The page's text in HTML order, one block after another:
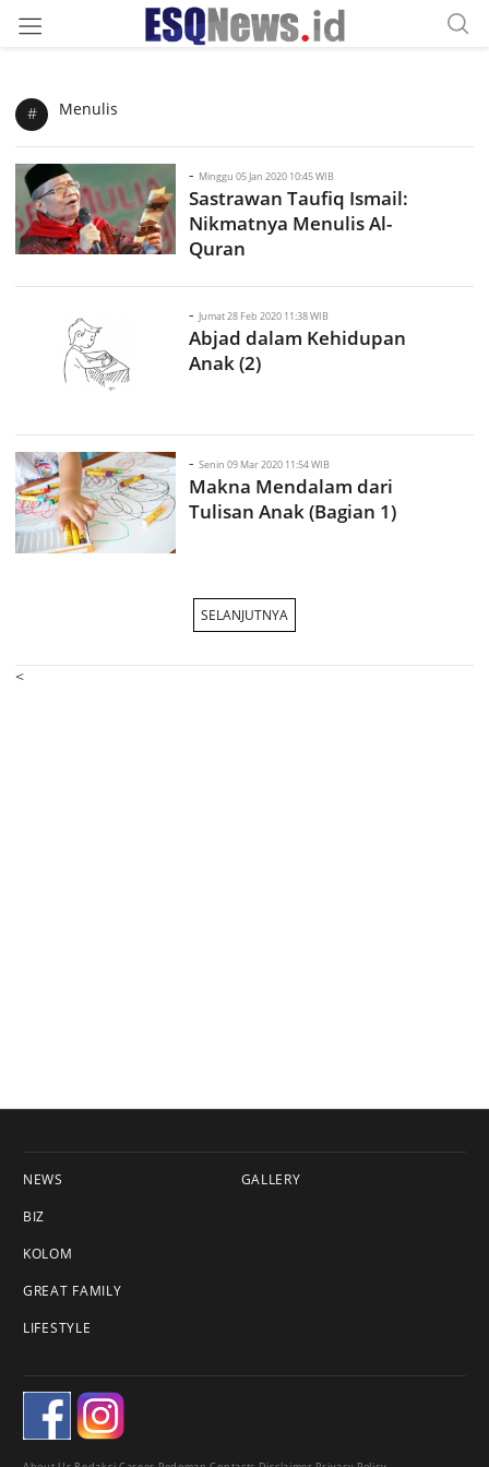
# Menulis
- Minggu 05 Jan 2020 10:45 WIB
Sastrawan Taufiq Ismail:
Nikmatnya Menulis Al-
Quran
- Jumat 28 Feb 2020 11:38 WIB
Abjad dalam Kehidupan
Anak (2)
- Senin 09 Mar 2020 11:54 WIB
Makna Mendalam dari
Tulisan Anak (Bagian 1)
SELANJUTNYA
<
NEWS
BIZ
KOLOM
GREAT FAMILY
LIFESTYLE
GALLERY